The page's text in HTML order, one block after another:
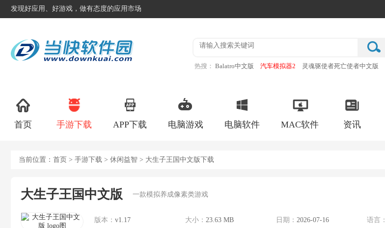
发现好应用、好游戏，做有态度的应用市场
热搜： Balatro中文版 汽车模拟器2
灵魂驱使者死亡使者中文版
首页 手游下载 APP下载 电脑游戏 电脑软件 MAC软件 资讯
当前位置： 首页 > 手游下载 > 休闲益智 > 大生子王国中文版下载
大生子王国中文版 一款模拟养成像素类游戏
版本： v1.17 大小： 23.63 MB 日期： 2026-07-16 语言：